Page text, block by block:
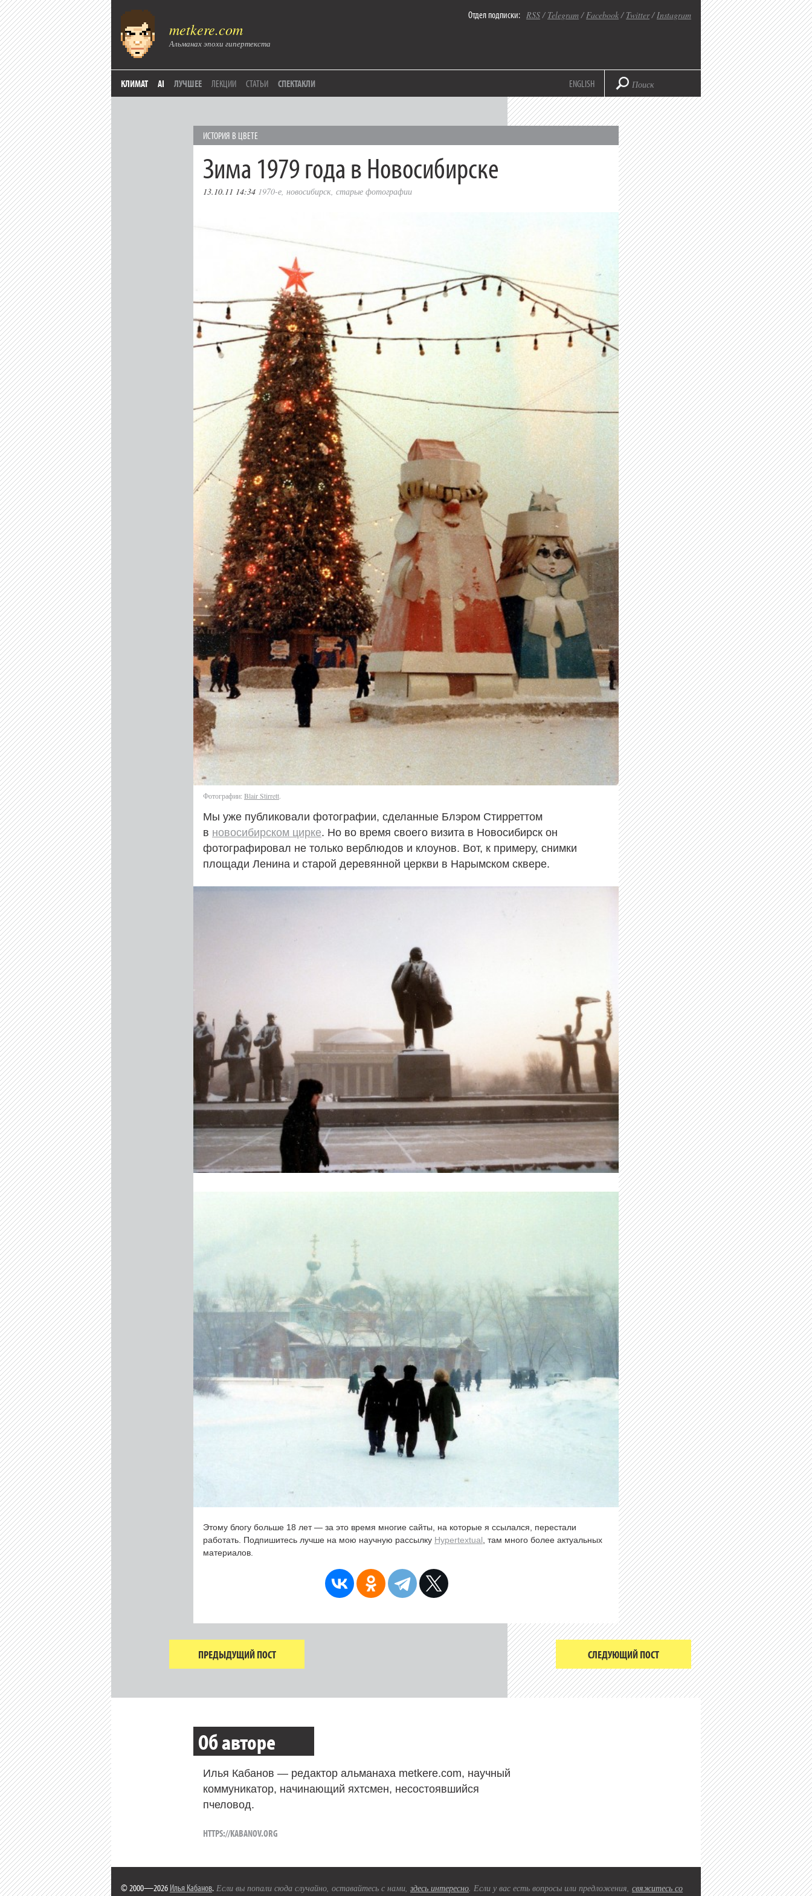
metkere.com
Альманах эпохи гипертекста
Отдел подписки: RSS/ Telegram/Facebook/ Twitter/Instagram
КЛИМАТ AI ЛУЧШЕЕ ЛЕКЦИИ СТАТЬИ СПЕКТАКЛИ ENGLISH
ИСТОРИЯ В ЦВЕТЕ
Зима 1979 года в Новосибирске
13.10.11 14:34 1970-е, новосибирск, старые фотографии
Фотографии: Blair Stirrett
Мы уже публиковали фотографии, сделанные Блэром Стирреттом
в новосибирском цирке. Но во время своего визита в Новосибирск он
фотографировал не только верблюдов и клоунов. Вот, к примеру, снимки
площади Ленина и старой деревянной церкви в Нарымском сквере.
Этому блогу больше 18 лет — за это время многие сайты, на которые я ссылался, перестали
работать. Подпишитесь лучше на мою научную рассылку Hypertextual , там много более актуальных
материалов.
ПРЕДЫДУЩИЙ ПОСТ СЛЕДУЮЩИЙ ПОСТ
Об авторе
Илья Кабанов — редактор альманаха metkere.com, научный
коммуникатор, начинающий яхтсмен, несостоявшийся
пчеловод.
HTTPS://KABANOV.ORG
© 2000—2026 Илья Кабанов. Если вы попали сюда случайно, оставайтесь с нами, здесь интересно. Если у вас есть вопросы или предложения, свяжитесь со